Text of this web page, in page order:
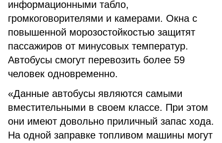
информационными табло,
громкоговорителями и камерами. Окна с
повышенной морозостойкостью защитят
пассажиров от минусовых температур.
Автобусы смогут перевозить более 59
человек одновременно.
«Данные автобусы являются самыми
вместительными в своем классе. При этом
они имеют довольно приличный запас хода.
На одной заправке топливом машины могут